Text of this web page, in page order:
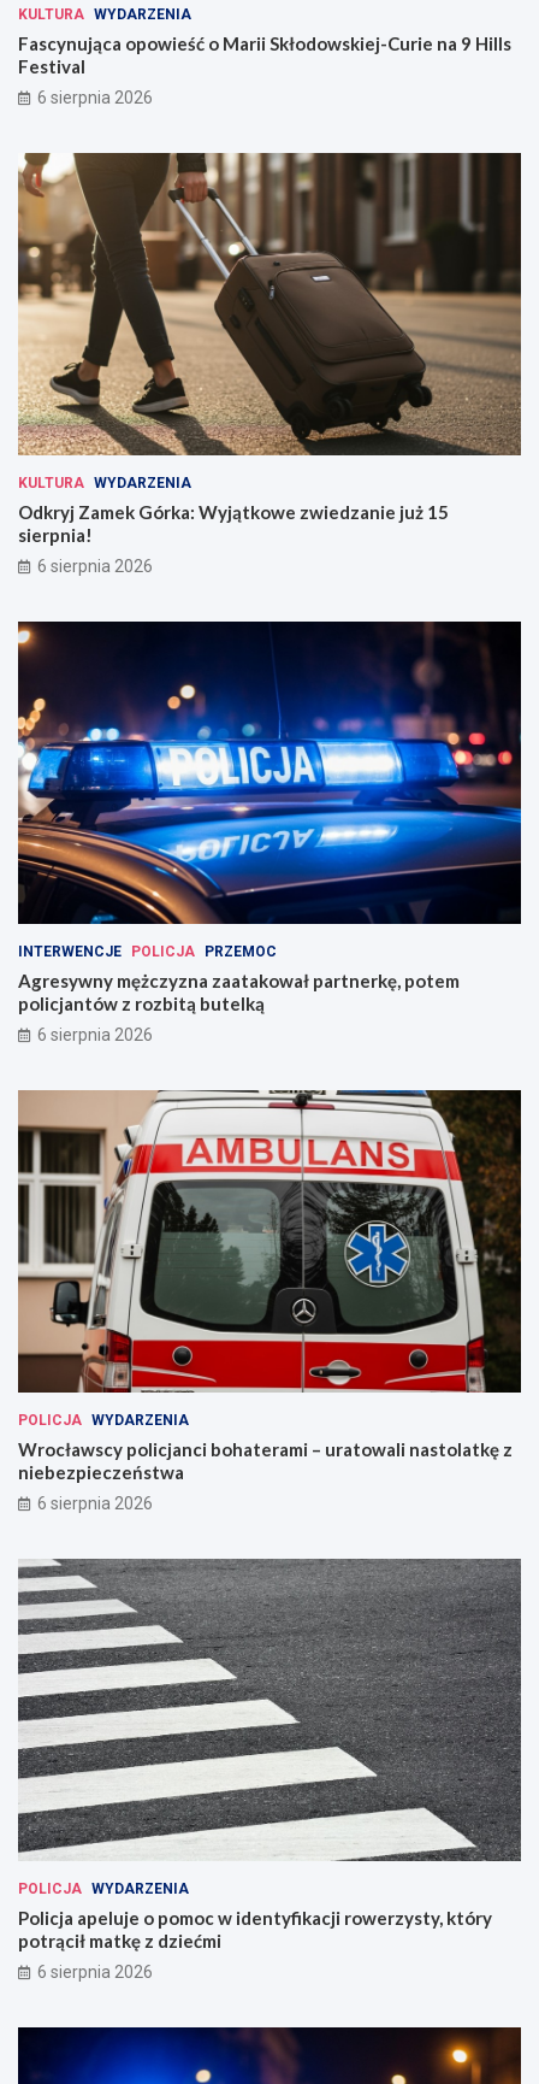
KULTURA WYDARZENIA
Fascynująca opowieść o Marii Skłodowskiej-Curie na 9 Hills
Festival
6 sierpnia 2026
KULTURA WYDARZENIA
Odkryj Zamek Górka: Wyjątkowe zwiedzanie już 15
sierpnia!
6 sierpnia 2026
INTERWENCJE POLICJA PRZEMOC
Agresywny mężczyzna zaatakował partnerkę, potem
policjantów z rozbitą butelką
6 sierpnia 2026
POLICJA WYDARZENIA
Wrocławscy policjanci bohaterami – uratowali nastolatkę z
niebezpieczeństwa
6 sierpnia 2026
POLICJA WYDARZENIA
Policja apeluje o pomoc w identyfikacji rowerzysty, który
potrącił matkę z dziećmi
6 sierpnia 2026